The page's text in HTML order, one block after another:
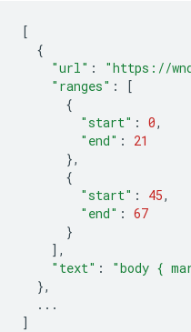
[
{
"url" : "https://
"ranges" :
[
{
"start" : 0,
"end" :
21
},
{
"start" : 45,
"end" : 67
}
],
"text" :
"body {
},
...
]